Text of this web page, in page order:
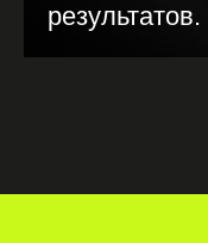
результатов.